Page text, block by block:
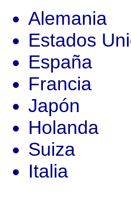
Alemania
Estados
España
Francia
Japón
Holanda
Suiza
Italia